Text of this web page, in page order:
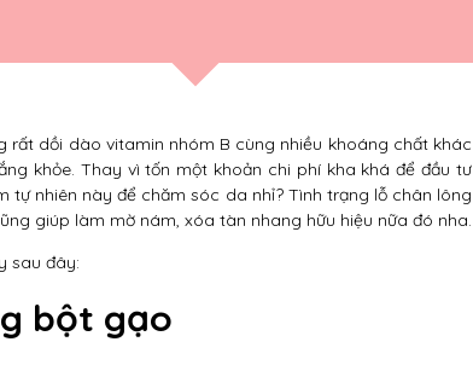
dồi dào vitamin nhóm B cùng nhiều khoáng chất khác
khỏe. Thay vì tốn một khoản chi phí kha khá để đầu tư
nhiên này để chăm sóc da nhỉ? Tình trạng lỗ chân lông
giúp làm mờ nám, xóa tàn nhang hữu hiệu nữa đó nha.
sau đây:
bột gạo